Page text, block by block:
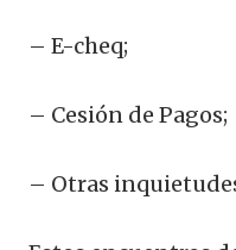
– E-cheq;
– Cesión de Pagos;
– Otras